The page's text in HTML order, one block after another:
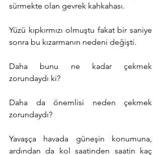
sürmekte olan gevrek kahkahası.
Yüzü kıpkırmızı olmuştu fakat bir saniye
sonra bu kızarmanın nedeni değişti.
Daha bunu ne kadar çekmek
zorundaydı ki?
Daha da önemlisi neden çekmek
zorundaydı?
Yavaşça havada güneşin konumuna,
ardından da kol saatinden saatin kaç